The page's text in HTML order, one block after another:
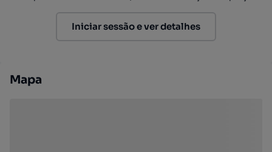
Iniciar sessão e ver detalhes
Mapa